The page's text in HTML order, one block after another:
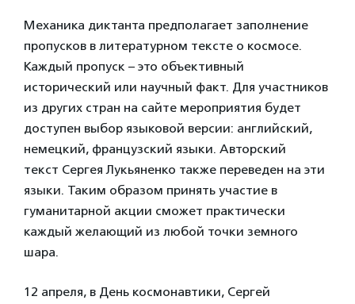
Механика диктанта предполагает заполнение
пропусков в литературном тексте о космосе.
Каждый пропуск – это объективный
исторический или научный факт. Для участников
из других стран на сайте мероприятия будет
доступен выбор языковой версии: английский,
немецкий, французский языки. Авторский
текст Сергея Лукьяненко также переведен на эти
языки. Таким образом принять участие в
гуманитарной акции сможет практически
каждый желающий из любой точки земного
шара.
12 апреля, в День космонавтики, Сергей